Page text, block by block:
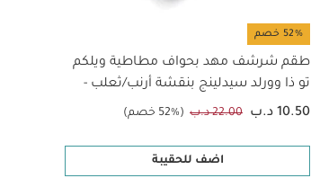
52% خصم
طقم شرشف مهد بحواف مطاطية ويلكم
تو ذا وورلد سيدلينج بنقشة أرنب/ثعلب -
قطعتان
10.50 د.ب 22.00 د.ب (52% خصم)
اضف للحقيبة